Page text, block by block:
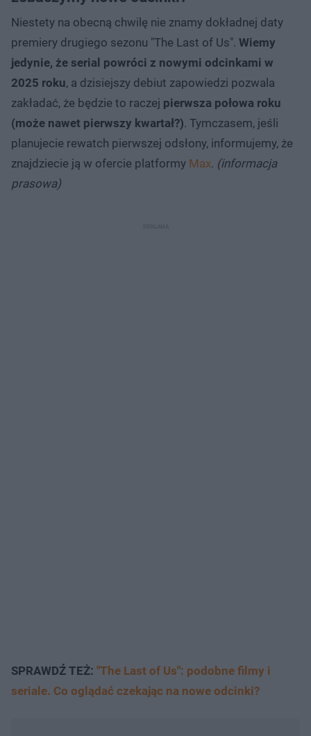
Niestety na obecną chwilę nie znamy dokładnej daty
premiery drugiego sezonu "The Last of Us". Wiemy
jedynie, że serial powróci z nowymi odcinkami w
2025 roku, a dzisiejszy debiut zapowiedzi pozwala
zakładać, że będzie to raczej pierwsza połowa roku
(może nawet pierwszy kwartał?). Tymczasem, jeśli
planujecie rewatch pierwszej odsłony, informujemy, że
znajdziecie ją w ofercie platformy Max. (informacja
prasowa)
SPRAWDŹ TEŻ: "The Last of Us": podobne filmy i
seriale. Co oglądać czekając na nowe odcinki?